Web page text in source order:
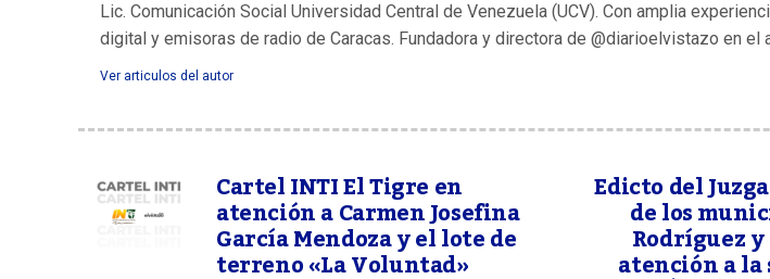
Lic. Comunicación Social Universidad Central de Venezuela (UCV). Con amplia
digital y emisoras de radio de Caracas. Fundadora y directora de @diarioelvistazo en el
Ver articulos del autor
Cartel INTI El Tigre en
atención a Carmen Josefina
García Mendoza y el lote de
terreno «La Voluntad»
Edicto del
de los
Rodríguez
atención a